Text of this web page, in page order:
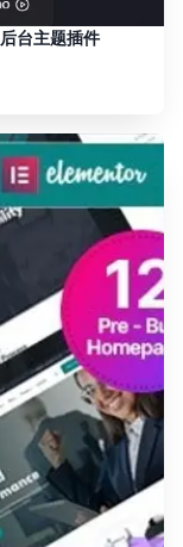
台主题插件